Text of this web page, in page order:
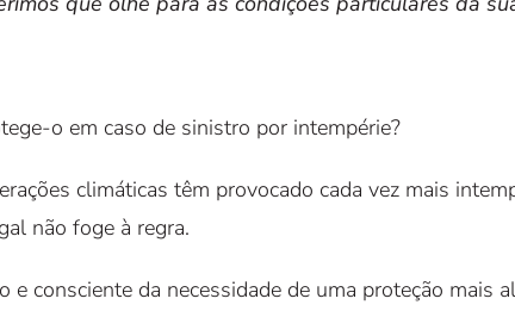
o em caso de sinistro por intempérie?
climáticas têm provocado cada vez mais
não foge à regra.
e consciente da necessidade de uma proteção mais